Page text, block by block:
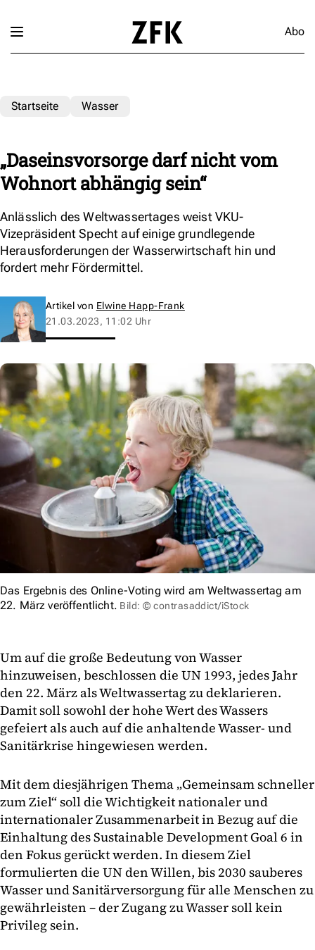
Abo
Startseite Wasser
„Daseinsvorsorge darf nicht vom
Wohnort abhängig sein“
Anlässlich des Weltwassertages weist VKU-
Vizepräsident Specht auf einige grundlegende
Herausforderungen der Wasserwirtschaft hin und
fordert mehr Fördermittel.
Artikel von Elwine Happ-Frank
21.03.2023, 11:02 Uhr
Das Ergebnis des Online-Voting wird am Weltwassertag am
22. März veröffentlicht. Bild: © contrasaddict/iStock
Um auf die große Bedeutung von Wasser
hinzuweisen, beschlossen die UN 1993, jedes Jahr
den 22. März als Weltwassertag zu deklarieren.
Damit soll sowohl der hohe Wert des Wassers
gefeiert als auch auf die anhaltende Wasser- und
Sanitärkrise hingewiesen werden.
Mit dem diesjährigen Thema „Gemeinsam schneller
zum Ziel“ soll die Wichtigkeit nationaler und
internationaler Zusammenarbeit in Bezug auf die
Einhaltung des Sustainable Development Goal 6 in
den Fokus gerückt werden. In diesem Ziel
formulierten die UN den Willen, bis 2030 sauberes
Wasser und Sanitärversorgung für alle Menschen zu
gewährleisten – der Zugang zu Wasser soll kein
Privileg sein.